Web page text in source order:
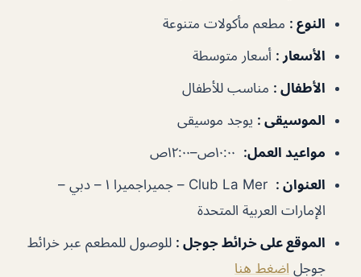
النوع : مطعم مأكولات متنوعة
الأسعار : أسعار متوسطة
الأطفال : مناسب للأطفال
الموسيقى : يوجد موسيقى
مواعيد العمل:
العنوان :
Club La Mer – جميراجميرا ١ – دبي –
الإمارات العربية المتحدة
الموقع على خرائط جوجل : للوصول للمطعم عبر خرائط
جوجل اضغط هنا